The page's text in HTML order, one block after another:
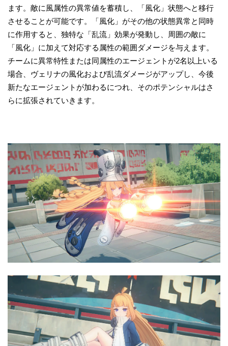
ます。敵に風属性の異常値を蓄積し、「風化」状態へと移行
させることが可能です。「風化」がその他の状態異常と同時
に作用すると、独特な「乱流」効果が発動し、周囲の敵に
「風化」に加えて対応する属性の範囲ダメージを与えます。
チームに異常特性または同属性のエージェントが2名以上いる
場合、ヴェリナの風化および乱流ダメージがアップし、今後
新たなエージェントが加わるにつれ、そのポテンシャルはさ
らに拡張されていきます。